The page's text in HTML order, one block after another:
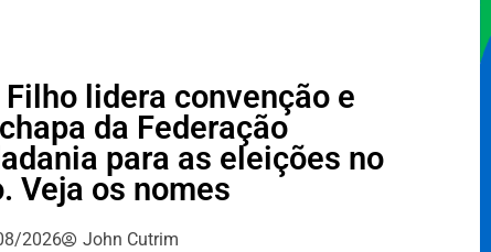
lidera convenção e
da Federação
para as eleições no
Veja os nomes
2026 John Cutrim